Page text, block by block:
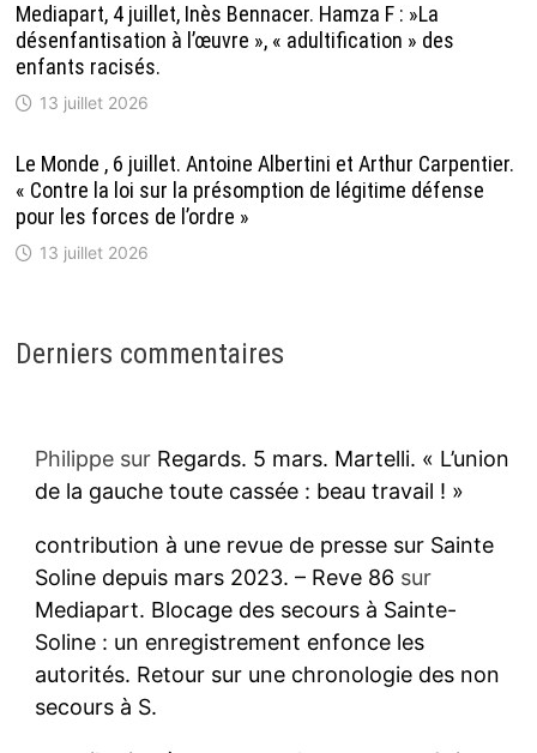
Mediapart, 4 juillet, Inès Bennacer. Hamza F : »La
désenfantisation à l’œuvre », « adultification » des
enfants racisés.
13 juillet 2026
Le Monde , 6 juillet. Antoine Albertini et Arthur Carpentier.
« Contre la loi sur la présomption de légitime défense
pour les forces de l’ordre »
13 juillet 2026
Derniers commentaires
Philippesur Regards. 5 mars. Martelli. « L’union
de la gauche toute cassée : beau travail ! »
contribution à une revue de presse sur Sainte
Soline depuis mars 2023. – Reve 86 sur
Mediapart. Blocage des secours à Sainte-
Soline : un enregistrement enfonce les
autorités. Retour sur une chronologie des non
secours à S.